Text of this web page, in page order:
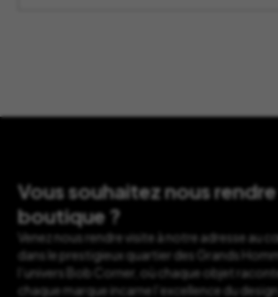
Vous souhaitez nous
boutique ?
Venez nous rendre visite à notre adresse au
dans le prestigieux quartier des Grands
l’univers Bob Corner, où chaque objet
chaque marque incarne l’excellence du